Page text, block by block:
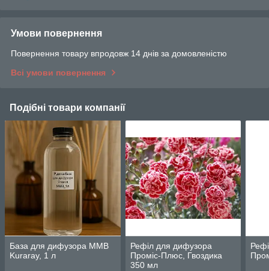
Умови повернення
Повернення товару впродовж 14 днів за домовленістю
Всі умови повернення
Подібні товари компанії
База для дифузора MMB
Kuraray, 1 л
Рефіл для дифузора
Проміс-Плюс, Гвоздика
350 мл